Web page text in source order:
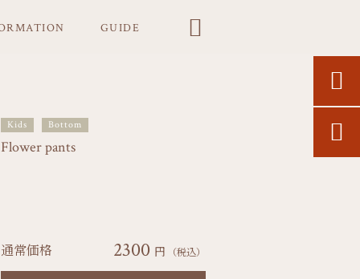
GUIDE 
Kids Bottom
Flower pants
通常価格 2300 円 （税込）

